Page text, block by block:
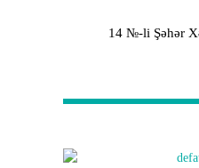
14 №-li Şəhər